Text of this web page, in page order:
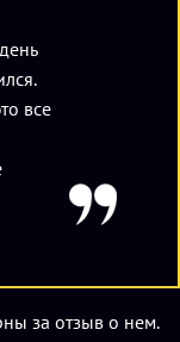
все
за отзыв о нем.